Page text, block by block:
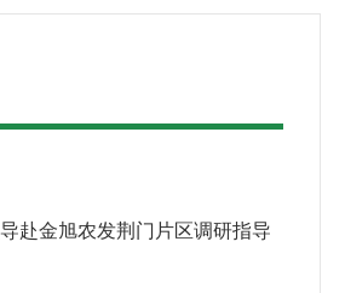
赴金旭农发荆门片区调研指导